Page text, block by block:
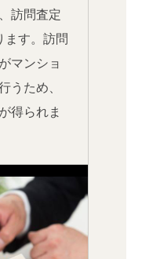
訪問査定
ます。訪問
マンショ
うため、
得られま